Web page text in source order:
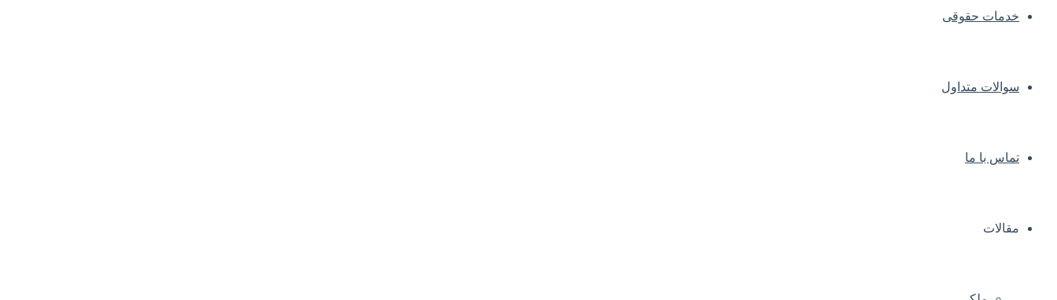
خدمات حقوقی
سوالات متداول
تماس با ما
مقالات